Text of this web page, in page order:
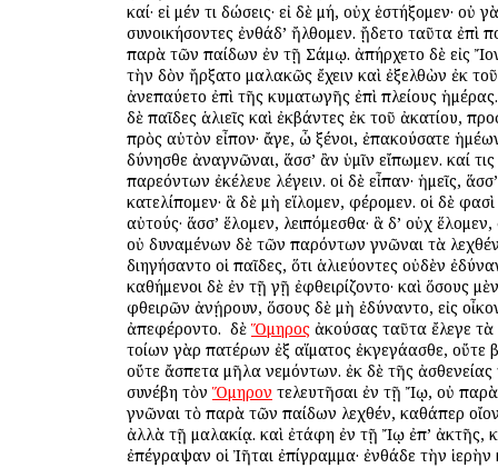
καί· εἰ μέν τι δώσεις· εἰ δὲ μή, οὐχ ἑστήξομεν· οὐ
συνοικήσοντες ἐνθάδ’ ἤλθομεν. ᾔδετο ταῦτα ἐπὶ
παρὰ τῶν παίδων ἐν τῇ Σάμῳ. ἀπήρχετο δὲ εἰς
τὴν ὁδὸν ἤρξατο μαλακῶς ἔχειν καὶ ἐξελθὼν ἐκ
ἀνεπαύετο ἐπὶ τῆς κυματωγῆς ἐπὶ πλείους
δὲ παῖδες ἁλιεῖς καὶ ἐκβάντες ἐκ τοῦ ἀκατίου,
πρὸς αὐτὸν εἶπον· ἄγε, ὦ ξένοι, ἐπακούσατε
δύνησθε ἀναγνῶναι, ἅσσ’ ἂν ὑμῖν εἴπωμεν. καί
παρεόντων ἐκέλευε λέγειν. οἱ δὲ εἶπαν· ἡμεῖς,
κατελίπομεν· ἃ δὲ μὴ εἵλομεν, φέρομεν. οἱ δὲ
αὐτούς· ἅσσ’ ἕλομεν, λειπόμεσθα· ἃ δ’ οὐχ
οὐ δυναμένων δὲ τῶν παρόντων γνῶναι τὰ
διηγήσαντο οἱ παῖδες, ὅτι ἁλιεύοντες οὐδὲν
καθήμενοι δὲ ἐν τῇ γῇ ἐφθειρίζοντο· καὶ ὅσους
φθειρῶν ἀνῄρουν, ὅσους δὲ μὴ ἐδύναντο, εἰς
ἀπεφέροντο. ὁ δὲ Ὅμηρος ἀκούσας ταῦτα ἔλεγε τὰ
τοίων γὰρ πατέρων ἐξ αἵματος ἐκγεγάασθε, οὔτε
οὔτε ἄσπετα μῆλα νεμόντων. ἐκ δὲ τῆς ἀσθενείας
συνέβη τὸν Ὅμηρον τελευτῆσαι ἐν τῇ Ἴῳ, οὐ
γνῶναι τὸ παρὰ τῶν παίδων λεχθέν, καθάπερ
ἀλλὰ τῇ μαλακίᾳ. καὶ ἐτάφη ἐν τῇ Ἴῳ ἐπ’ ἀκτῆς,
ἐπέγραψαν οἱ Ἰῆται ἐπίγραμμα· ἐνθάδε τὴν